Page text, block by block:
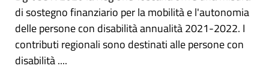
di sostegno finanziario per la mobilità e l'autonomia
delle persone con disabilità annualità 2021-2022. I
contributi regionali sono destinati alle persone con
disabilità ....